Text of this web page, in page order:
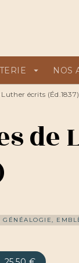
arrow_drop_down NOS
écrits (Éd.1837)
de
GÉNÉALOGIE,